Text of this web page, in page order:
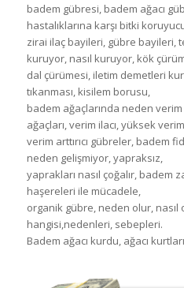
badem gübresi, badem ağacı
hastalıklarına karşı bitki
zirai ilaç bayileri, gübre bayileri,
kuruyor, nasıl kuruyor, kök
dal çürümesi, iletim demetleri
tıkanması, kisilem borusu,
badem ağaçlarında neden
ağaçları, verim ilacı, yüksek verim,
verim arttırıcı gübreler, badem
neden gelişmiyor, yapraksız,
yaprakları nasıl çoğalır, badem
haşereleri ile mücadele,
organik gübre, neden olur, nasıl
hangisi,nedenleri, sebepleri.
Badem ağacı kurdu, ağacı